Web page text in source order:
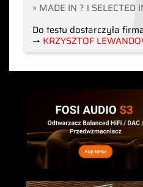
» MADE IN ? ‖ SELECTED
Do testu dostarczyła
→ KRZYSZTOF